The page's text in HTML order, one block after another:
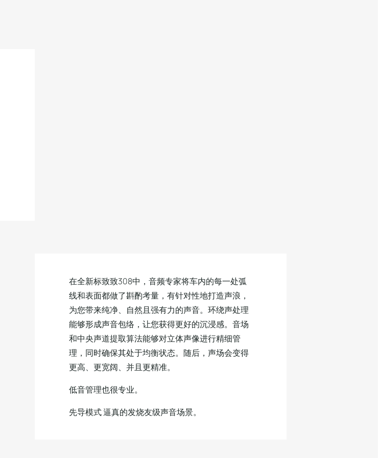
在全新标致致308中，音频专家将车内的每一处弧
线和表面都做了斟酌考量，有针对性地打造声浪，
为您带来纯净、自然且强有力的声音。环绕声处理
能够形成声音包络，让您获得更好的沉浸感。音场
和中央声道提取算法能够对立体声像进行精细管
理，同时确保其处于均衡状态。随后，声场会变得
更高、更宽阔、并且更精准。
低音管理也很专业。
先导模式 逼真的发烧友级声音场景。